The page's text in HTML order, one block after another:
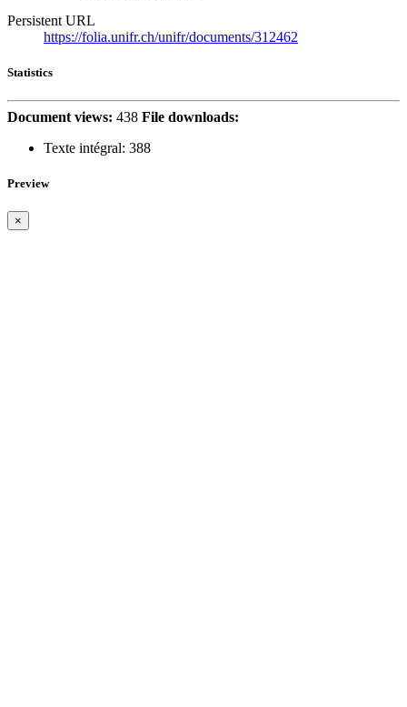
Persistent URL
https://folia.unifr.ch/unifr/documents/312462
Statistics
Document views: 438 File downloads:
Texte intégral: 388
Preview
×